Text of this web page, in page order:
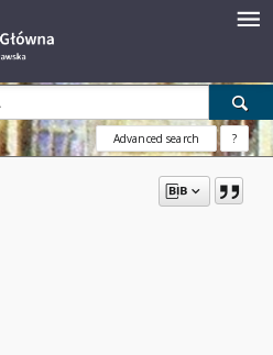
Advanced search ?